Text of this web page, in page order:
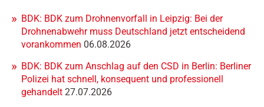
BDK: BDK zum Drohnenvorfall in Leipzig: Bei der
Drohnenabwehr muss Deutschland jetzt entscheidend
vorankommen 06.08.2026
BDK: BDK zum Anschlag auf den CSD in Berlin: Berliner
Polizei hat schnell, konsequent und professionell
gehandelt 27.07.2026